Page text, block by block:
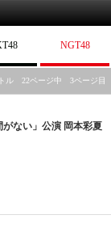
NGT48
ル 22ページ中 3ページ目
ない」公演 岡本彩夏